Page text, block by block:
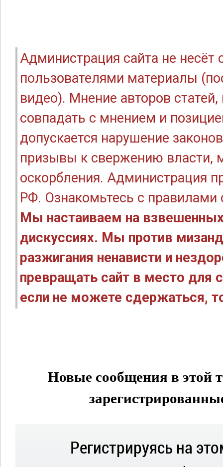
Администрация сайта не
пользователями материалы
видео). Мнение авторов
совпадать с мнением и
допускается нарушение
призывы к свержению власти,
оскорбления. Администрация
РФ. Ознакомьтесь с правилами
Мы настаиваем на
дискуссиях. Мы против
разжигания ненависти и
превращать сайт в место для
если не можете сдержаться,
Новые сообщения в этой
Регистрируясь на